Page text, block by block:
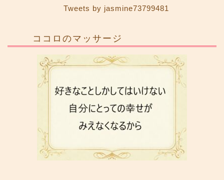
Tweets by jasmine73799481
ココロのマッサージ